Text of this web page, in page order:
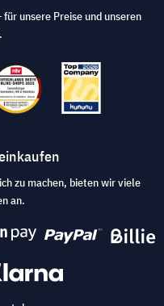
unsere Preise und unseren
zu machen, bieten wir viele
an.